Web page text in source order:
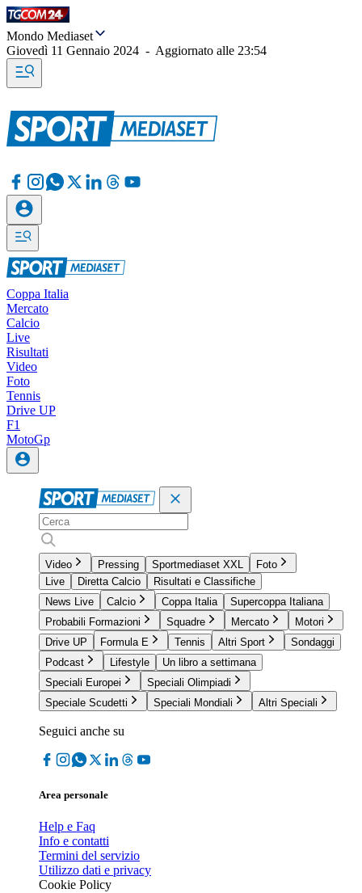
Mondo Mediaset
Giovedì 11 Gennaio 2024 - Aggiornato alle 23:54
Coppa Italia
Mercato
Calcio
Live
Risultati
Video
Foto
Tennis
Drive UP
F1
MotoGp
Video Pressing Sportmediaset XXL
Foto
Live
Diretta Calcio
Risultati e Classifiche
News Live
Calcio Coppa Italia
Supercoppa Italiana
Probabili Formazioni
Squadre Mercato
Motori
Drive UP
Formula E Tennis Altri Sport
Sondaggi
Podcast
Lifestyle
Un libro a settimana
Speciali Europei
Speciali Olimpiadi
Speciale Scudetti
Speciali Mondiali Altri Speciali
Seguici anche su
Area personale
Help e Faq
Info e contatti
Termini del servizio
Utilizzo dati e privacy
Cookie Policy